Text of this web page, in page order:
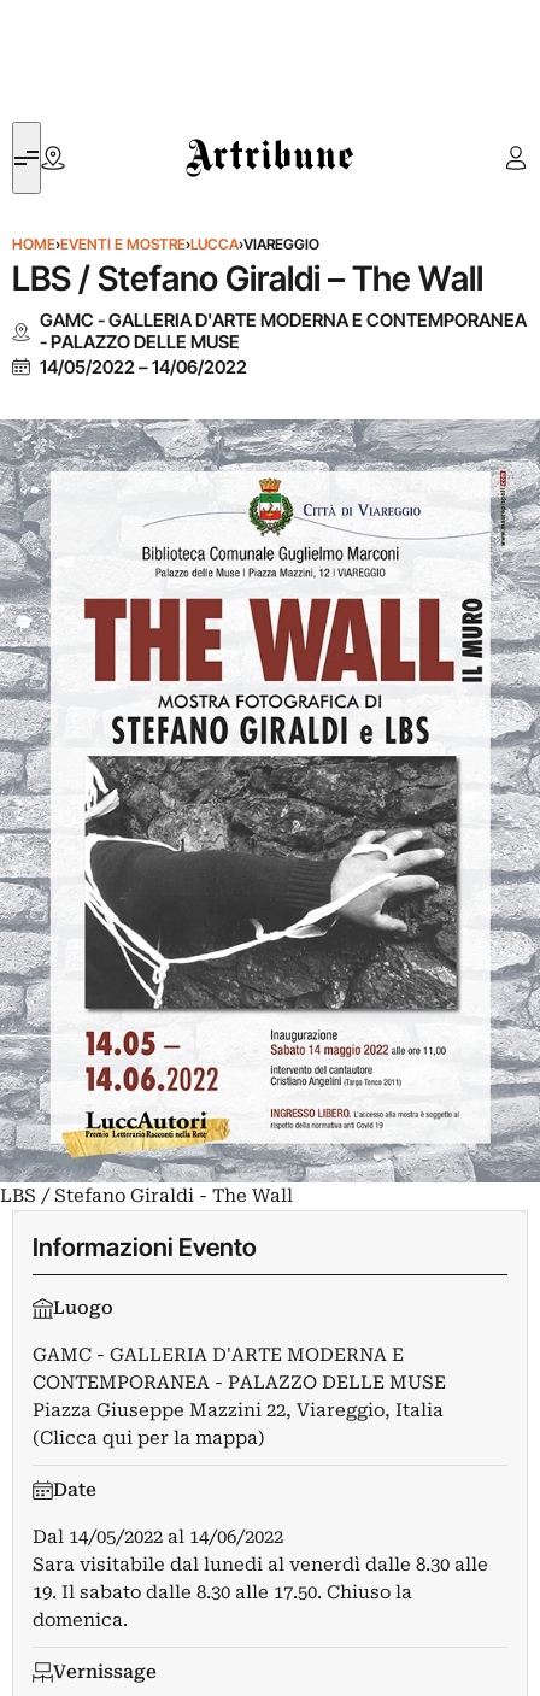
Artribune
HOME›EVENTI E MOSTRE›LUCCA›VIAREGGIO
LBS / Stefano Giraldi – The Wall
GAMC - GALLERIA D'ARTE MODERNA E CONTEMPORANEA
- PALAZZO DELLE MUSE
14/05/2022–14/06/2022
LBS / Stefano Giraldi - The Wall
Informazioni Evento
Luogo
GAMC - GALLERIA D'ARTE MODERNA E
CONTEMPORANEA - PALAZZO DELLE MUSE
Piazza Giuseppe Mazzini 22, Viareggio, Italia
(Clicca qui per la mappa)
Date
Dal 14/05/2022 al 14/06/2022
Sara visitabile dal lunedi al venerdì dalle 8.30 alle
19. Il sabato dalle 8.30 alle 17.50. Chiuso la
domenica.
Vernissage